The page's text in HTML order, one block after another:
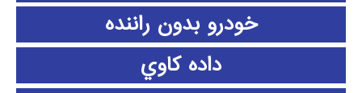
خودرو بدون راننده
داده كاوي